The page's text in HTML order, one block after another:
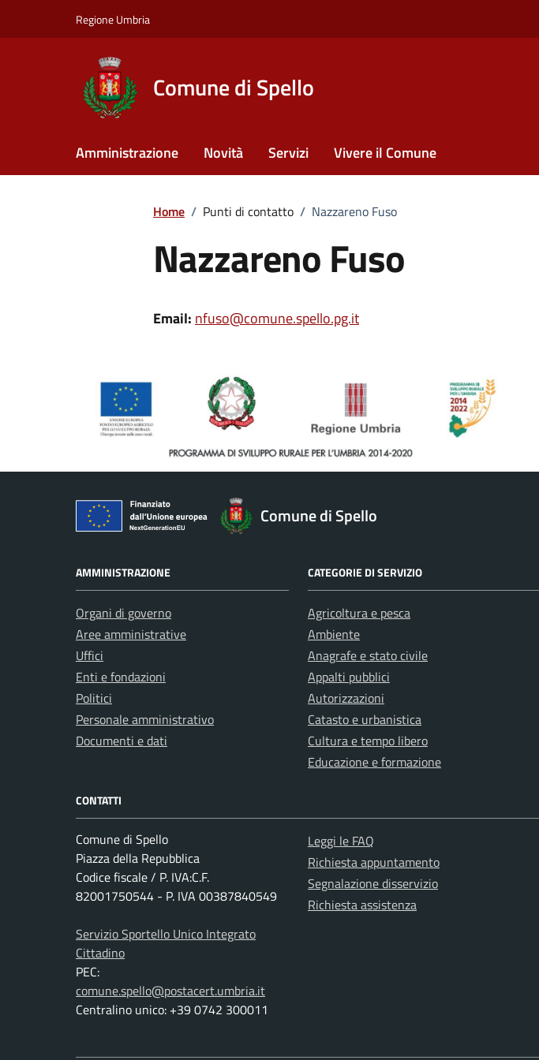
Regione Umbria
Comune di Spello
Amministrazione Novità Servizi Vivere il Comune
Home / Punti di contatto / Nazzareno Fuso
Nazzareno Fuso
Email: nfuso@comune.spello.pg.it
Comune di Spello
AMMINISTRAZIONE
Organi di governo
Aree amministrative
Uffici
Enti e fondazioni
Politici
Personale amministrativo
Documenti e dati
CATEGORIE DI SERVIZIO
Agricoltura e pesca
Ambiente
Anagrafe e stato civile
Appalti pubblici
Autorizzazioni
Catasto e urbanistica
Cultura e tempo libero
Educazione e formazione
CONTATTI
Comune di Spello
Piazza della Repubblica
Codice fiscale / P. IVA:C.F.
82001750544 - P. IVA 00387840549
Servizio Sportello Unico Integrato
Cittadino
PEC:
comune.spello@postacert.umbria.it
Centralino unico: +39 0742 300011
Leggi le FAQ
Richiesta appuntamento
Segnalazione disservizio
Richiesta assistenza